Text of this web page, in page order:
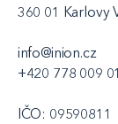
360 01 Karlovy
info@inion.cz
+420 778 009
IČO: 09590811